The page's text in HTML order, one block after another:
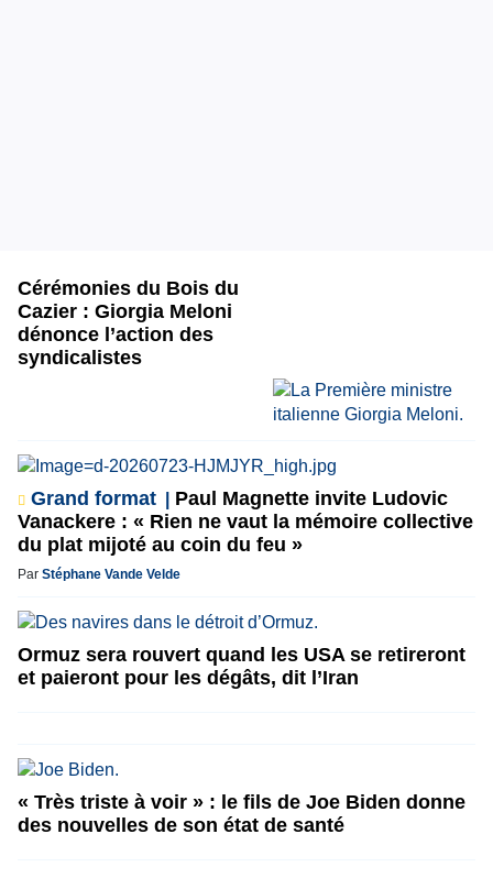
Cérémonies du Bois du
Cazier : Giorgia Meloni
dénonce l’action des
syndicalistes
Grand format
Paul Magnette invite Ludovic
Vanackere : « Rien ne vaut la mémoire collective
du plat mijoté au coin du feu »
Par Stéphane Vande Velde
Ormuz sera rouvert quand les USA se retireront
et paieront pour les dégâts, dit l’Iran
« Très triste à voir » : le fils de Joe Biden donne
des nouvelles de son état de santé